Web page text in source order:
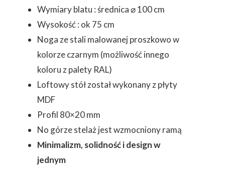
Wymiary blatu : średnica ⌀ 100 cm
Wysokość : ok 75 cm
Noga ze stali malowanej proszkowo w
kolorze czarnym (możliwość innego
koloru z palety RAL)
Loftowy stół został wykonany z płyty
MDF
Profil 80×20 mm
No górze stelaż jest wzmocniony ramą
Minimalizm, solidność i design w
jednym